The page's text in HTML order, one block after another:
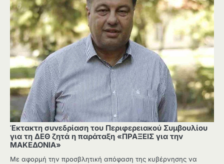
Έκτακτη συνεδρίαση του Περιφερειακού Συμβουλίου
για τη ΔΕΘ ζητά η παράταξη «ΠΡΑΞΕΙΣ για την
ΜΑΚΕΔΟΝΙΑ»
Με αφορμή την προσβλητική απόφαση της κυβέρνησης να